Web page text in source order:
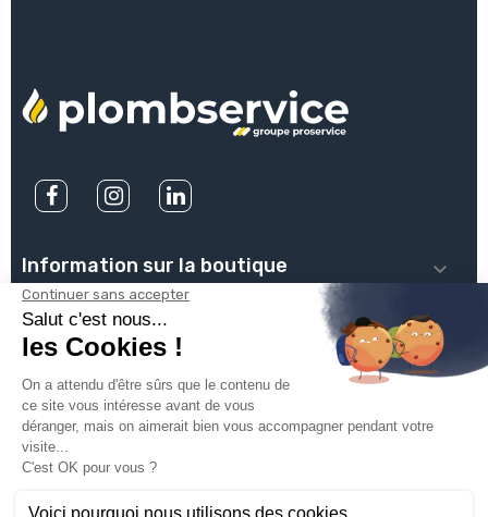
Information sur la boutique 
PLOMBSERVICE 
INFOS PRATIQUES 
VOTRE COMPTE 